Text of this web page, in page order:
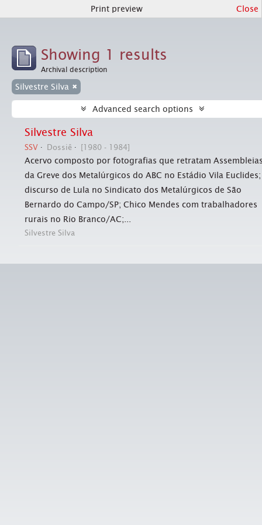
Print preview Close
Showing 1 results
Archival description
Silvestre Silva
Advanced search options
Silvestre Silva
SSV Dossiê [1980 - 1984]
Acervo composto por fotografias que retratam
da Greve dos Metalúrgicos do ABC no Estádio Vila Euclides;
discurso de Lula no Sindicato dos Metalúrgicos de São
Bernardo do Campo/SP; Chico Mendes com trabalhadores
rurais no Rio Branco/AC;...
Silvestre Silva